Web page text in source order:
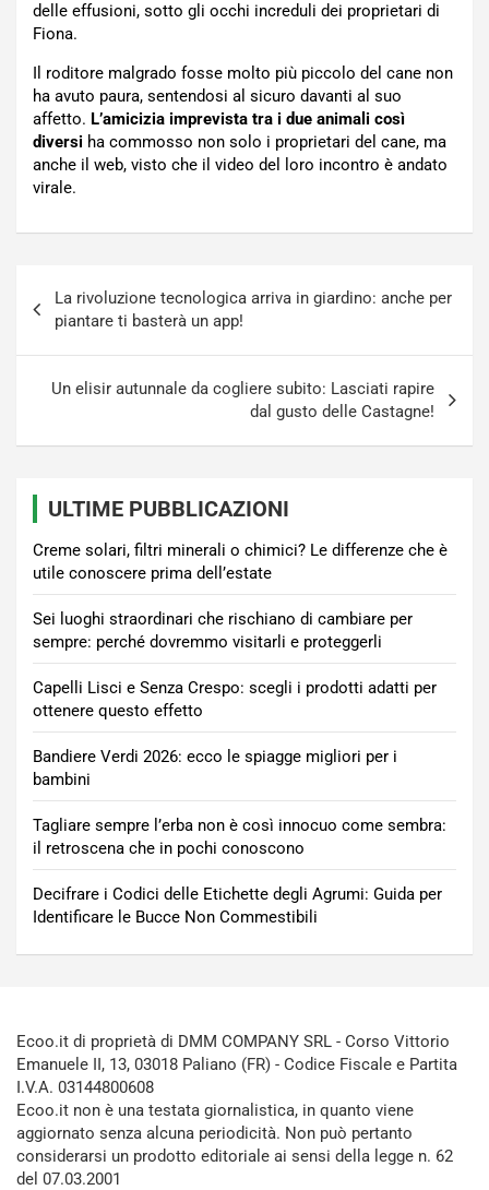
delle effusioni, sotto gli occhi increduli dei proprietari di
Fiona.
Il roditore malgrado fosse molto più piccolo del cane non
ha avuto paura, sentendosi al sicuro davanti al suo
affetto. L’amicizia imprevista tra i due animali così
diversi ha commosso non solo i proprietari del cane, ma
anche il web, visto che il video del loro incontro è andato
virale.
articoli
La rivoluzione tecnologica arriva in giardino: anche per
piantare ti basterà un app!
Un elisir autunnale da cogliere subito: Lasciati rapire
dal gusto delle Castagne!
ULTIME PUBBLICAZIONI
Creme solari, filtri minerali o chimici? Le differenze che è
utile conoscere prima dell’estate
Sei luoghi straordinari che rischiano di cambiare per
sempre: perché dovremmo visitarli e proteggerli
Capelli Lisci e Senza Crespo: scegli i prodotti adatti per
ottenere questo effetto
Bandiere Verdi 2026: ecco le spiagge migliori per i
bambini
Tagliare sempre l’erba non è così innocuo come sembra:
il retroscena che in pochi conoscono
Decifrare i Codici delle Etichette degli Agrumi: Guida per
Identificare le Bucce Non Commestibili
Ecoo.it di proprietà di DMM COMPANY SRL - Corso Vittorio
Emanuele II, 13, 03018 Paliano (FR) - Codice Fiscale e Partita
I.V.A. 03144800608
Ecoo.it non è una testata giornalistica, in quanto viene
aggiornato senza alcuna periodicità. Non può pertanto
considerarsi un prodotto editoriale ai sensi della legge n. 62
del 07.03.2001